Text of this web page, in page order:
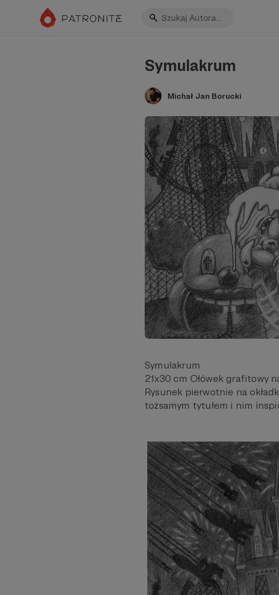
Symulakrum
Michał Jan Borucki
Symulakrum
21x30 cm Ołówek grafitowy
Rysunek pierwotnie na
tożsamym tytułem i nim